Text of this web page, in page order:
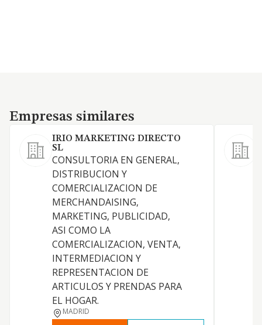
Empresas similares
Empresas similares
IRIO MARKETING DIRECTO
SL
CONSULTORIA EN GENERAL,
DISTRIBUCION Y
COMERCIALIZACION DE
MERCHANDAISING,
MARKETING, PUBLICIDAD,
ASI COMO LA
COMERCIALIZACION, VENTA,
INTERMEDIACION Y
REPRESENTACION DE
ARTICULOS Y PRENDAS PARA
EL HOGAR.
MADRID